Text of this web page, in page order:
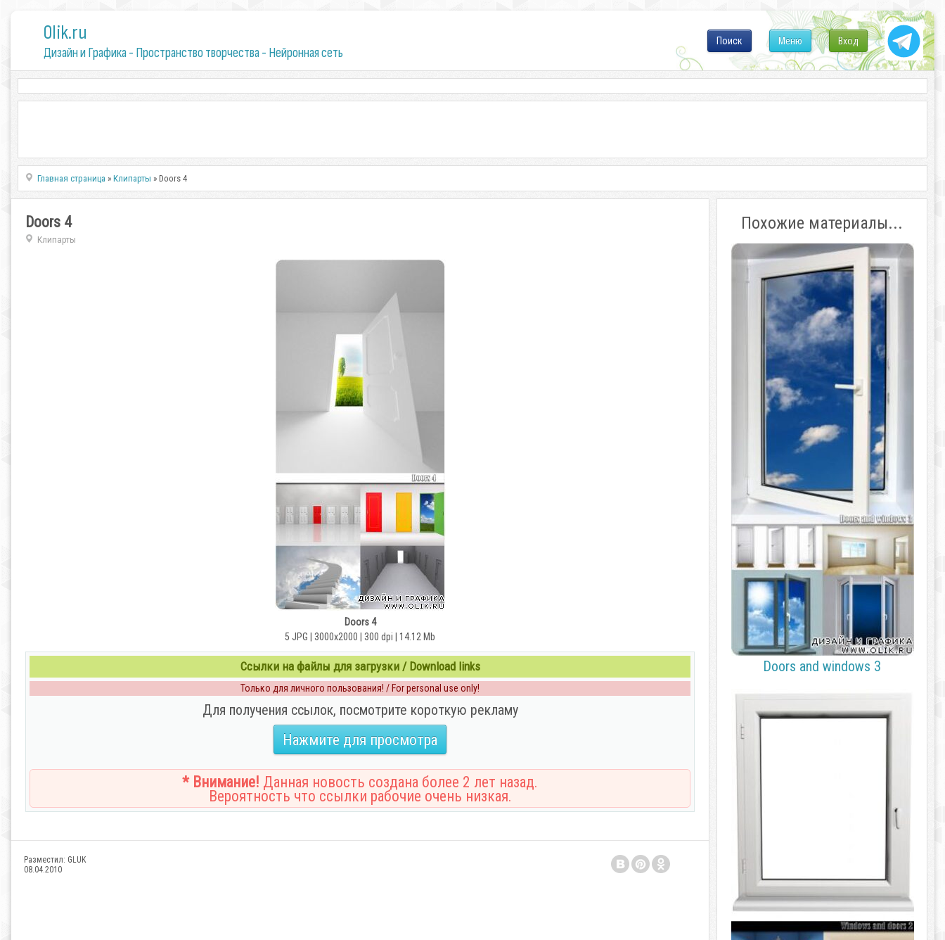
0lik.ru
Дизайн и Графика - Пространство творчества - Нейронная сеть
Вход
Меню
Поиск
Главная страница »Клипарты » Doors 4
Doors 4
Клипарты
Doors 4
5 JPG | 3000x2000 | 300 dpi | 14.12 Mb
Ссылки на файлы для загрузки / Download links
Только для личного пользования! / For personal use only!
Для получения ссылок, посмотрите короткую рекламу
Нажмите для просмотра
* Внимание! Данная новость создана более 2 лет назад.
Вероятность что ссылки рабочие очень низкая.
Разместил: GLUK
08.04.2010
Похожие материалы...
Doors and windows 3